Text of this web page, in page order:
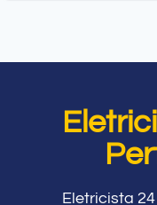
Eletricista